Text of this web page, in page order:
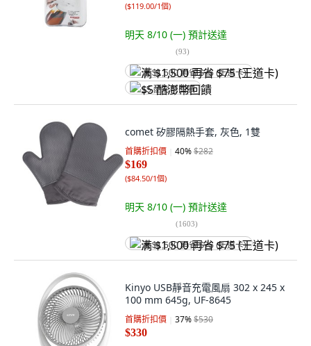
($119.00/1個)
明天 8/10 (一) 預計送達
(93)
满 $1,500 再省 $75 (王道卡)
$5 酷澎幣回饋
comet 矽膠隔熱手套, 灰色, 1雙
首購折扣價 40%$282
$169
($84.50/1個)
明天 8/10 (一) 預計送達
(1603)
满 $1,500 再省 $75 (王道卡)
Kinyo USB靜音充電風扇 302 x 245 x
100 mm 645g, UF-8645
首購折扣價 37%$530
$330